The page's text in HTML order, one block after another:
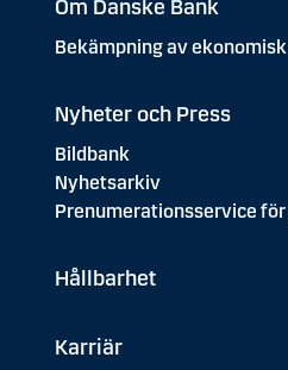
Om Danske Bank
Bekämpning av
Nyheter och Press
Bildbank
Nyhetsarkiv
Prenumerationsservice
Hållbarhet
Karriär